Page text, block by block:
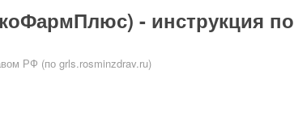
- инструкция по
РФ (по grls.rosminzdrav.ru)